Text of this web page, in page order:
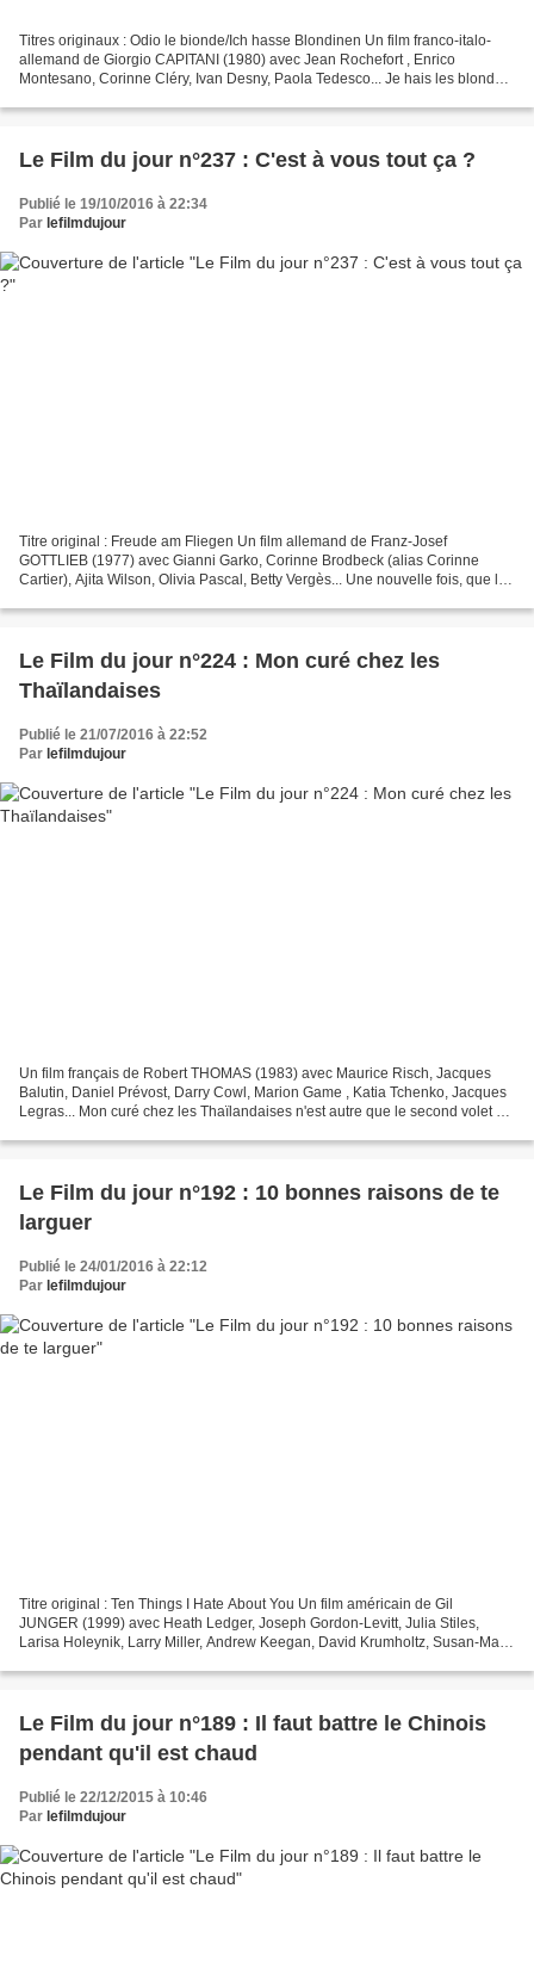
Titres originaux : Odio le bionde/Ich hasse Blondinen Un film franco-italo-
allemand de Giorgio CAPITANI (1980) avec Jean Rochefort , Enrico
Montesano, Corinne Cléry, Ivan Desny, Paola Tedesco... Je hais les blondes,
Le Film du jour n°237 : C'est à vous tout ça ?
Publié le 19/10/2016 à 22:34
Par lefilmdujour
Titre original : Freude am Fliegen Un film allemand de Franz-Josef
GOTTLIEB (1977) avec Gianni Garko, Corinne Brodbeck (alias Corinne
Cartier), Ajita Wilson, Olivia Pascal, Betty Vergès... Une nouvelle fois, que la
Le Film du jour n°224 : Mon curé chez les
Thaïlandaises
Publié le 21/07/2016 à 22:52
Par lefilmdujour
Un film français de Robert THOMAS (1983) avec Maurice Risch, Jacques
Balutin, Daniel Prévost, Darry Cowl, Marion Game , Katia Tchenko, Jacques
Legras... Mon curé chez les Thaïlandaises n'est autre que le second volet du
Le Film du jour n°192 : 10 bonnes raisons de te
larguer
Publié le 24/01/2016 à 22:12
Par lefilmdujour
Titre original : Ten Things I Hate About You Un film américain de Gil
JUNGER (1999) avec Heath Ledger, Joseph Gordon-Levitt, Julia Stiles,
Larisa Holeynik, Larry Miller, Andrew Keegan, David Krumholtz, Susan-May
Le Film du jour n°189 : Il faut battre le Chinois
pendant qu'il est chaud
Publié le 22/12/2015 à 10:46
Par lefilmdujour